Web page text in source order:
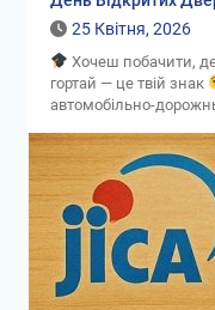
25 Квітня, 2026
Хочеш побачити,
гортай — це твій знак
автомобільно-